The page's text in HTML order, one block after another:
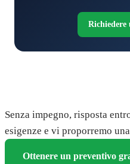
Richiedere
Senza impegno, risposta
esigenze e vi proporremo
Ottenere un preventivo